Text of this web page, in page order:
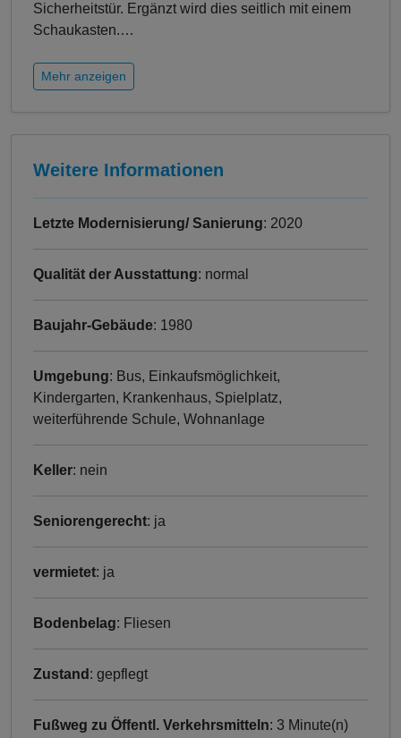
Sicherheitstür. Ergänzt wird dies seitlich mit einem
Schaukasten.…
Mehr anzeigen
Weitere Informationen
Letzte Modernisierung/ Sanierung: 2020
Qualität der Ausstattung: normal
Baujahr-Gebäude: 1980
Umgebung: Bus, Einkaufsmöglichkeit,
Kindergarten, Krankenhaus, Spielplatz,
weiterführende Schule, Wohnanlage
Keller: nein
Seniorengerecht: ja
vermietet: ja
Bodenbelag: Fliesen
Zustand : gepflegt
Fußweg zu Öffentl. Verkehrsmitteln: 3 Minute(n)